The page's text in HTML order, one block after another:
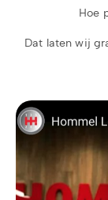
Hoe
Dat laten wij